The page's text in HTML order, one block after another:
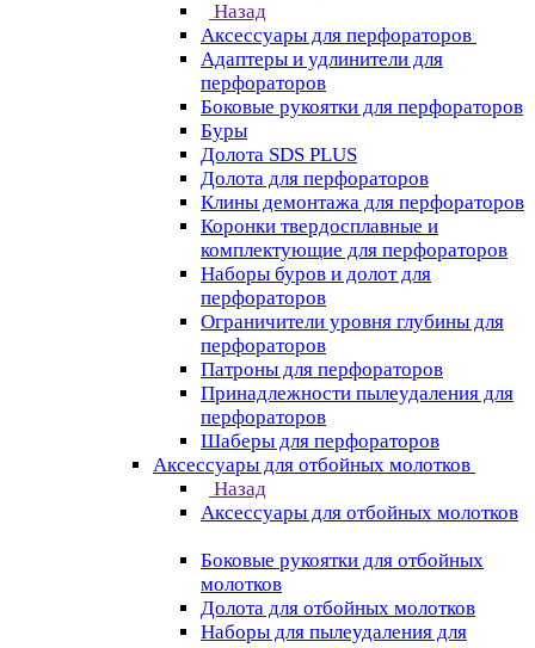
Назад
Аксессуары для перфораторов
Адаптеры и удлинители для
перфораторов
Боковые рукоятки для перфораторов
Буры
Долота SDS PLUS
Долота для перфораторов
Клины демонтажа для перфораторов
Коронки твердосплавные и
комплектующие для перфораторов
Наборы буров и долот для
перфораторов
Ограничители уровня глубины для
перфораторов
Патроны для перфораторов
Принадлежности пылеудаления для
перфораторов
Шаберы для перфораторов
Аксессуары для отбойных молотков
Назад
Аксессуары для отбойных молотков
Боковые рукоятки для отбойных
молотков
Долота для отбойных молотков
Наборы для пылеудаления для